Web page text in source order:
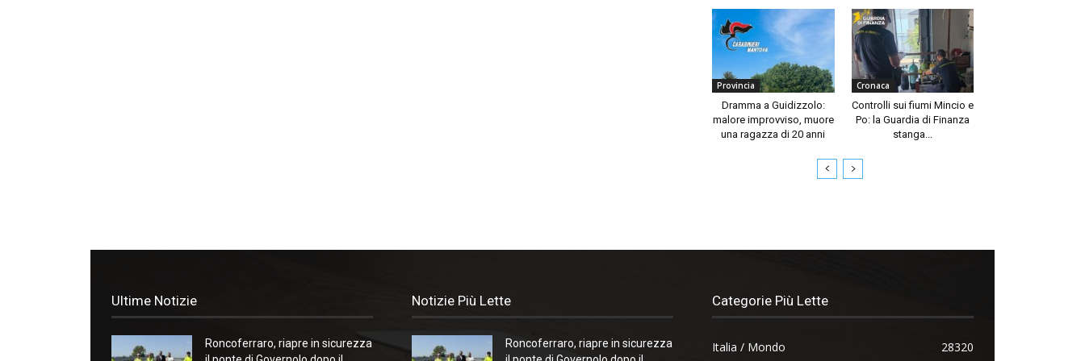
Provincia
Dramma a Guidizzolo:
malore improvviso, muore
una ragazza di 20 anni
Cronaca
Controlli sui fiumi Mincio e
Po: la Guardia di Finanza
stanga...
Ultime Notizie
Roncoferraro, riapre in sicurezza
Notizie Più Lette
Roncoferraro, riapre in sicurezza
Categorie Più Lette
Italia / Mondo 28320